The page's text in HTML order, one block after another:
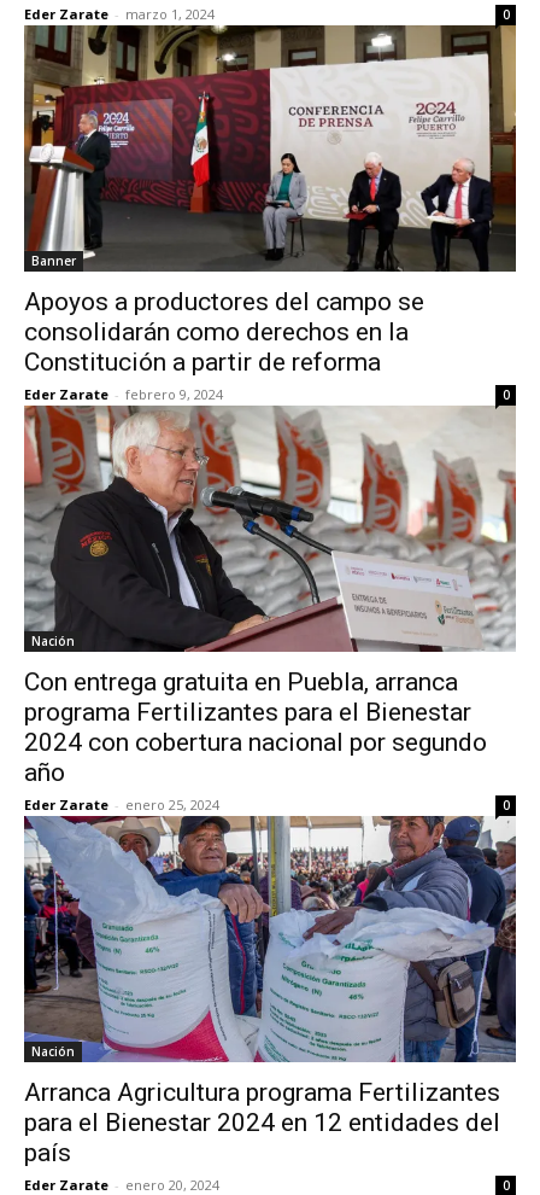
Eder Zarate - marzo 1, 2024 0
Banner
Apoyos a productores del campo se
consolidarán como derechos en la
Constitución a partir de reforma
Eder Zarate - febrero 9, 2024 0
Nación
Con entrega gratuita en Puebla, arranca
programa Fertilizantes para el Bienestar
2024 con cobertura nacional por segundo
año
Eder Zarate - enero 25, 2024 0
Nación
Arranca Agricultura programa Fertilizantes
para el Bienestar 2024 en 12 entidades del
país
Eder Zarate - enero 20, 2024 0